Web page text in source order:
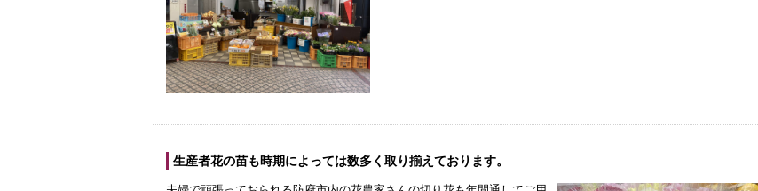
生産者花の苗も時期によっては数多く取り揃えております。